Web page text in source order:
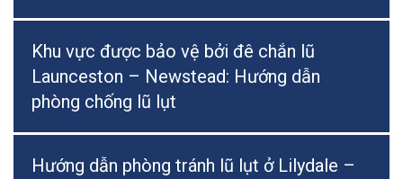
Khu vực được bảo vệ bởi đê chắn lũ
Launceston – Newstead: Hướng dẫn
phòng chống lũ lụt
Hướng dẫn phòng tránh lũ lụt ở Lilydale –